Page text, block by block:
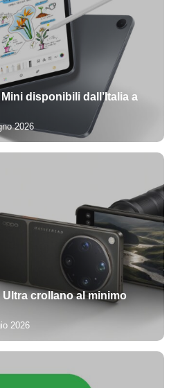
disponibili dall’Italia a
2026
Ultra crollano al minimo
2026